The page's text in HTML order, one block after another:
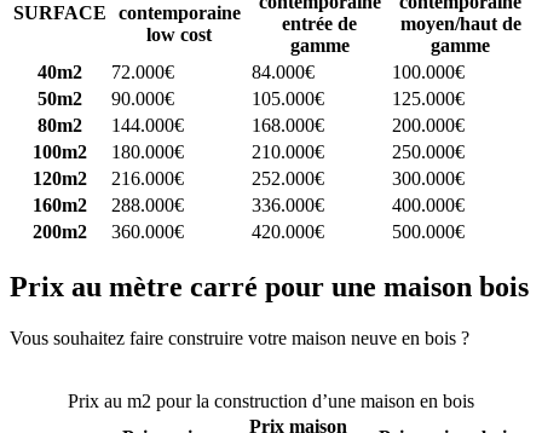
SURFACE
contemporaine
low cost
entrée de
gamme
moyen/haut de
gamme
40m2
72.000€ 84.000€
100.000€
50m2
90.000€ 105.000€
125.000€
80m2
144.000€ 168.000€
200.000€
100m2
180.000€ 210.000€
250.000€
120m2
216.000€ 252.000€
300.000€
160m2
288.000€ 336.000€
400.000€
200m2
360.000€ 420.000€ 500.000€
Prix au mètre carré pour une maison bois
Vous souhaitez faire construire votre maison neuve en bois ?
Prix au m2 pour la construction d’une maison en bois
Prix maison